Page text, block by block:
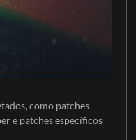
como patches
e patches específicos